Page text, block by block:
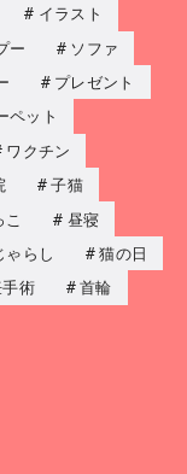
イラスト
ー
ソファ
プレゼント
ペット
ワクチン
子猫
昼寝
ゃらし
猫の日
術
首輪